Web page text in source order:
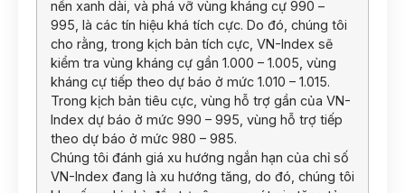
nến xanh dài, và phá vỡ vùng kháng cự 990 –
995, là các tín hiệu khá tích cực. Do đó, chúng tôi
cho rằng, trong kịch bản tích cực, VN-Index sẽ
kiểm tra vùng kháng cự gần 1.000 – 1.005, vùng
kháng cự tiếp theo dự báo ở mức 1.010 – 1.015.
Trong kịch bản tiêu cực, vùng hỗ trợ gần của VN-
Index dự báo ở mức 990 – 995, vùng hỗ trợ tiếp
theo dự báo ở mức 980 – 985.
Chúng tôi đánh giá xu hướng ngắn hạn của chỉ số
VN-Index đang là xu hướng tăng, do đó, chúng tôi